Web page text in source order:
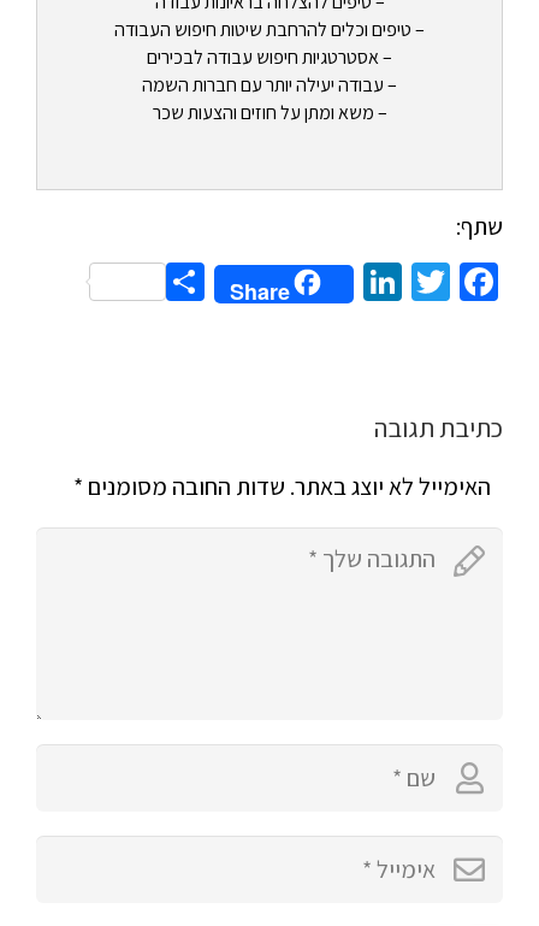
– טיפים וכלים להרחבת שיטות חיפוש העבודה
– אסטרטגיות חיפוש עבודה לבכירים
– עבודה יעילה יותר עם חברות השמה
– משא ומתן על חוזים והצעות שכר
שתף:
Facebook
Twitter
LinkedIn
Share
Share
כתיבת תגובה
האימייל לא יוצג באתר. שדות החובה מסומנים *